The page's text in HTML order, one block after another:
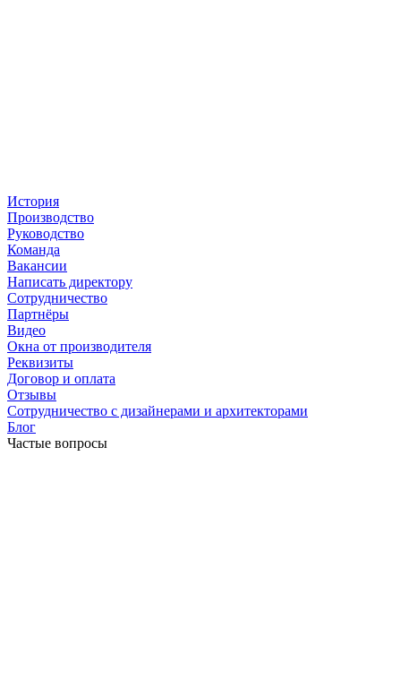
История
Производство
Руководство
Команда
Вакансии
Написать директору
Сотрудничество
Партнёры
Видео
Окна от производителя
Реквизиты
Договор и оплата
Отзывы
Сотрудничество с дизайнерами и архитекторами
Блог
Частые вопросы